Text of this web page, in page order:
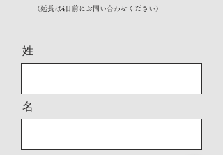
（延長は4日前にお問い合わせください）
姓
名